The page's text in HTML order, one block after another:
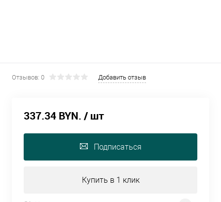
Отзывов: 0 Добавить отзыв
337.34 BYN. / шт
Подписаться
Купить в 1 клик